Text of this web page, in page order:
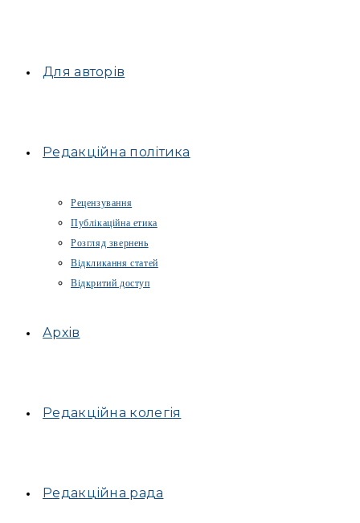
Для авторів
Редакційна політика
Рецензування
Публікаційна етика
Розгляд звернень
Відкликання статей
Відкритий доступ
Архів
Редакційна колегія
Редакційна рада